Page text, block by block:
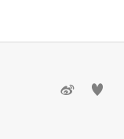
 